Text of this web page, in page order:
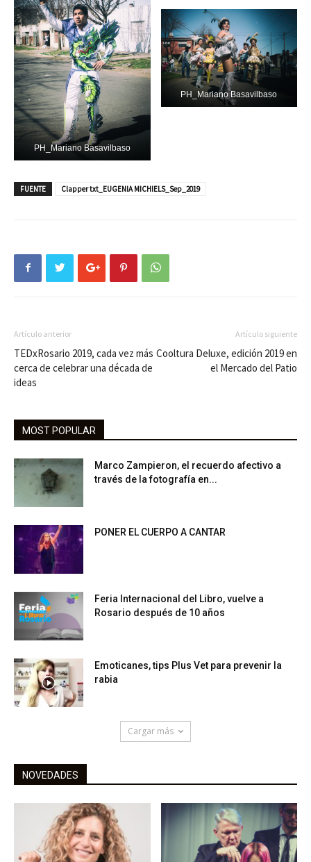
PH_Mariano Basavilbaso
PH_Mariano Basavilbaso
FUENTE Clapper txt_EUGENIA MICHIELS_Sep_2019
Artículo anterior
TEDxRosario 2019, cada vez más
cerca de celebrar una década de
ideas
Artículo siguiente
Cooltura Deluxe, edición 2019 en
el Mercado del Patio
MOST POPULAR
Marco Zampieron, el recuerdo afectivo a
través de la fotografía en...
PONER EL CUERPO A CANTAR
Feria Internacional del Libro, vuelve a
Rosario después de 10 años
Emoticanes, tips Plus Vet para prevenir la
rabia
Cargar más
NOVEDADES